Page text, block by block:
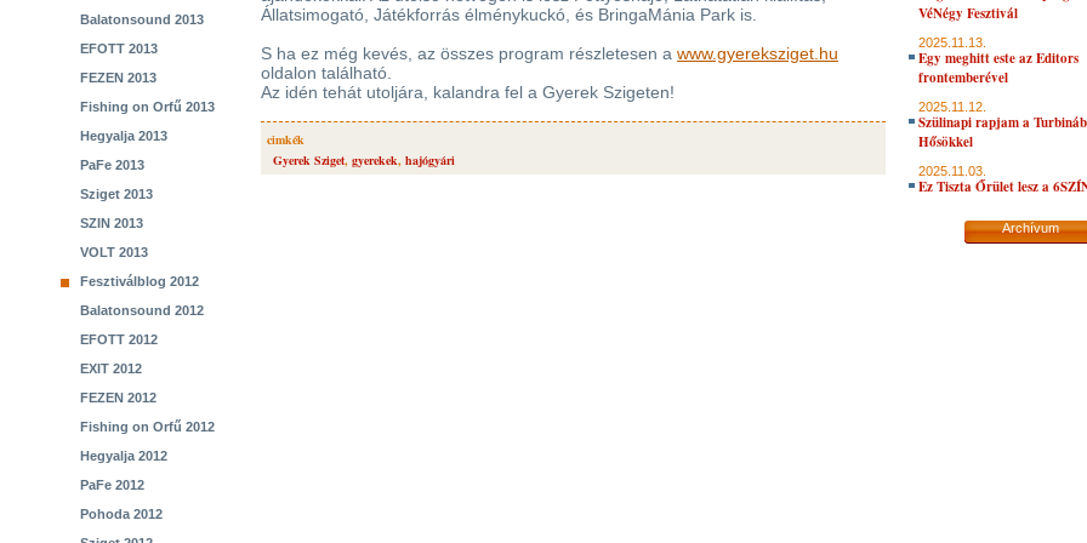
Balatonsound 2013
EFOTT 2013
FEZEN 2013
Fishing on Orfű 2013
Hegyalja 2013
PaFe 2013
Sziget 2013
SZIN 2013
VOLT 2013
Fesztiválblog 2012
Balatonsound 2012
EFOTT 2012
EXIT 2012
FEZEN 2012
Fishing on Orfű 2012
Hegyalja 2012
PaFe 2012
Pohoda 2012
Állatsimogató, Játékforrás élménykuckó, és BringaMánia Park is.
S ha ez még kevés, az összes program részletesen a www.gyereksziget.hu
oldalon található.
Az idén tehát utoljára, kalandra fel a Gyerek Szigeten!
cimkék
Gyerek Sziget, gyerekek, hajógyári
VéNégy Fesztivál
2025.11.13.
Egy meghitt este az Editors
frontemberével
2025.11.12.
Szülinapi rapjam a
Hősökkel
2025.11.03.
Ez Tiszta Őrület lesz a
Archívum